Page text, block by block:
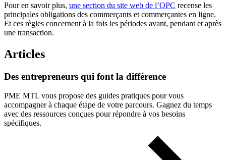
Pour en savoir plus, une section du site web de l’OPC recense les
principales obligations des commerçants et commerçantes en ligne.
Et ces règles concernent à la fois les périodes avant, pendant et après
une transaction.
Articles
Des entrepreneurs qui font la différence
PME MTL vous propose des guides pratiques pour vous
accompagner à chaque étape de votre parcours. Gagnez du temps
avec des ressources conçues pour répondre à vos besoins
spécifiques.